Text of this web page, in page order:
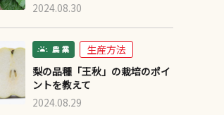
2024.08.30
生産方法
梨の品種「王秋」の栽培のポイ
ントを教えて
2024.08.29